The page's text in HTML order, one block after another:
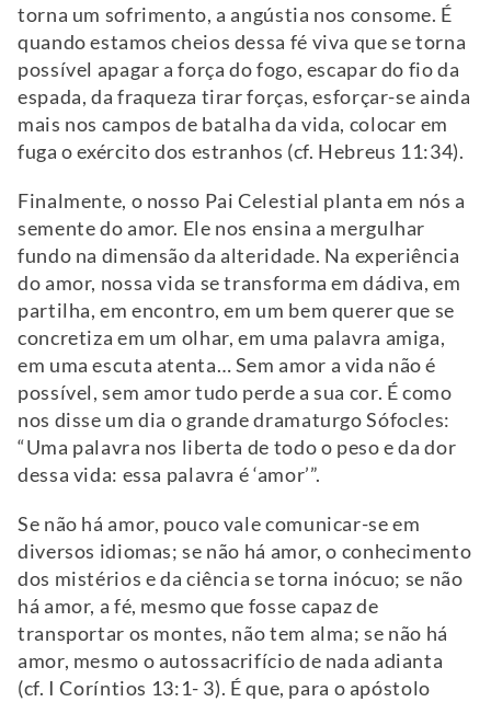
torna um sofrimento, a angústia nos consome. É
quando estamos cheios dessa fé viva que se torna
possível apagar a força do fogo, escapar do fio da
espada, da fraqueza tirar forças, esforçar-se ainda
mais nos campos de batalha da vida, colocar em
fuga o exército dos estranhos (cf. Hebreus 11:34).
Finalmente, o nosso Pai Celestial planta em nós a
semente do amor. Ele nos ensina a mergulhar
fundo na dimensão da alteridade. Na experiência
do amor, nossa vida se transforma em dádiva, em
partilha, em encontro, em um bem querer que se
concretiza em um olhar, em uma palavra amiga,
em uma escuta atenta… Sem amor a vida não é
possível, sem amor tudo perde a sua cor. É como
nos disse um dia o grande dramaturgo Sófocles:
“Uma palavra nos liberta de todo o peso e da dor
dessa vida: essa palavra é ‘amor’”.
Se não há amor, pouco vale comunicar-se em
diversos idiomas; se não há amor, o conhecimento
dos mistérios e da ciência se torna inócuo; se não
há amor, a fé, mesmo que fosse capaz de
transportar os montes, não tem alma; se não há
amor, mesmo o autossacrifício de nada adianta
(cf. I Coríntios 13:1- 3). É que, para o apóstolo